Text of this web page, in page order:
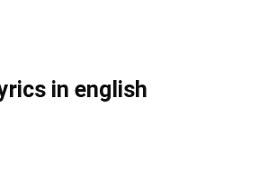
in english